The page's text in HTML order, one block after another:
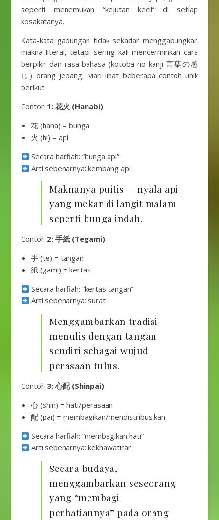
seperti menemukan “kejutan kecil” di setiap
kosakatanya.
Kata-kata gabungan tidak sekadar menggabungkan
makna literal, tetapi sering kali mencerminkan cara
berpikir dan rasa bahasa (kotoba no kanji 言葉の感
じ) orang Jepang. Mari lihat beberapa contoh unik
berikut:
Contoh 1: 花火 (Hanabi)
花 (hana) = bunga
火 (hi) = api
Secara harfiah: “bunga api”
Arti sebenarnya: kembang api
Maknanya puitis — nyala api
yang mekar di langit malam
seperti bunga indah.
Contoh 2: 手紙 (Tegami)
手 (te) = tangan
紙 (gami) = kertas
Secara harfiah: “kertas tangan”
Arti sebenarnya: surat
Menggambarkan tradisi
menulis dengan tangan
sendiri sebagai wujud
perasaan tulus.
Contoh 3: 心配 (Shinpai)
心 (shin) = hati/perasaan
配 (pai) = membagikan/mendistribusikan
Secara harfiah: “membagikan hati”
Arti sebenarnya: kekhawatiran
Secara budaya,
menggambarkan seseorang
yang “membagi
perhatiannya” pada orang